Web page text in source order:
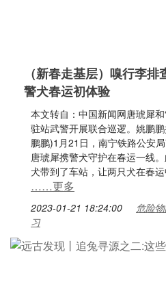
（新春走基层）嗅行李
警犬春运初体验
本文转自：中国新闻网唐琥犀
驻站武警开展联合巡逻。姚鹏
鹏鹏)1月21日，南宁铁路公安
唐琥犀携警犬守护在春运一线
犬带到了车站，让两只犬在春运
……更多
2023-01-21 18:24:00
危险
习